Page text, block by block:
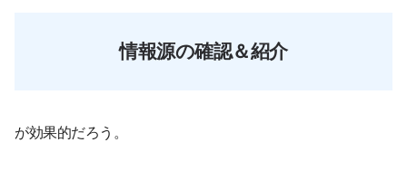
情報源の確認＆紹介
が効果的だろう。